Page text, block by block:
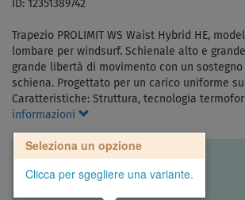
ID: 12351389742
Trapezio PROLIMIT WS Waist Hybrid HE,
lombare per windsurf. Schienale alto e
grande libertà di movimento con un
schiena. Progettato per un carico uniforme
Caratteristiche: Struttura, tecnologia
informazioni
Seleziona un opzione
Clicca per sgegliere una variante.